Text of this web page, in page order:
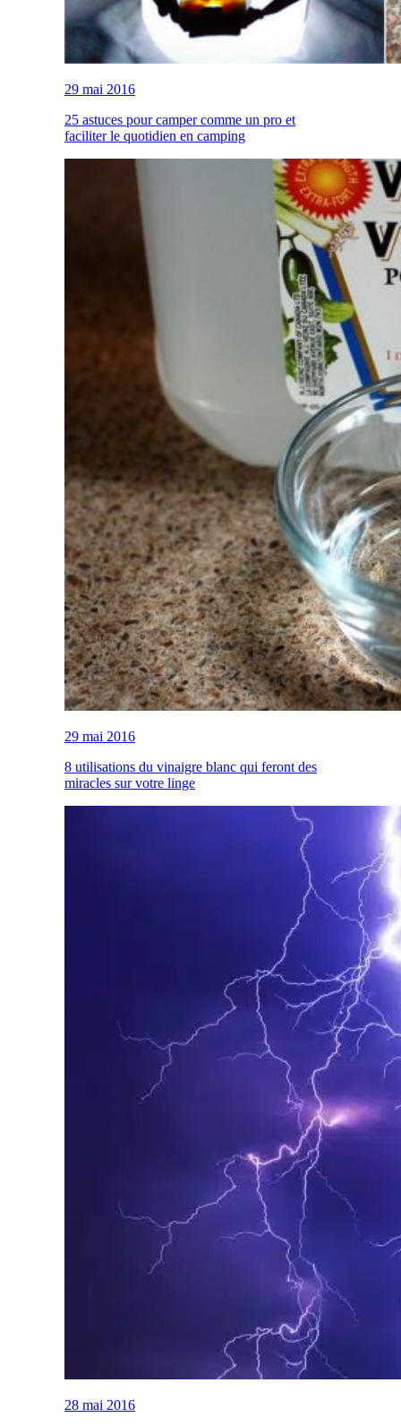
29 mai 2016
25 astuces pour camper comme un pro et
faciliter le quotidien en camping
29 mai 2016
8 utilisations du vinaigre blanc qui feront des
miracles sur votre linge
28 mai 2016